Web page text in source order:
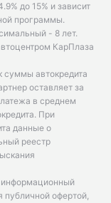
до 15% и зависит
программы.
- 8 лет.
КарПлаза
суммы автокредита
оставляет за
в среднем
При
данные о
реестр
информационный
публичной офертой,